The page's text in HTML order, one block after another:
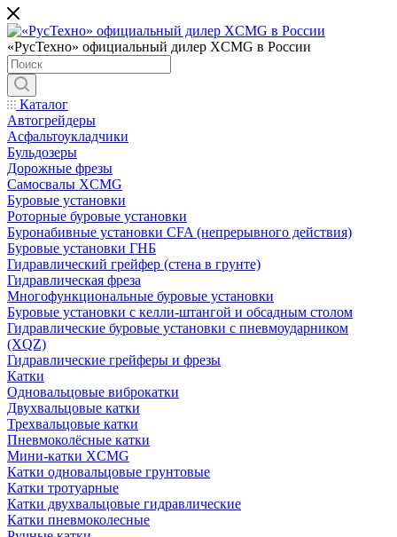
«РусТехно» официальный дилер XCMG в России
Каталог
Автогрейдеры
Асфальтоукладчики
Бульдозеры
Дорожные фрезы
Самосвалы XCMG
Буровые установки
Роторные буровые установки
Буронабивные установки CFA (непрерывного действия)
Буровые установки ГНБ
Гидравлический грейфер (стена в грунте)
Гидравлическая фреза
Многофункциональные буровые установки
Буровые установки с келли-штангой и обсадным столом
Гидравлические буровые установки с пневмоударником
(XQZ)
Гидравлические грейферы и фрезы
Катки
Одновальцовые виброкатки
Двухвальцовые катки
Трехвальцовые катки
Пневмоколёсные катки
Мини-катки XCMG
Катки одновальцовые грунтовые
Катки тротуарные
Катки двухвальцовые гидравлические
Катки пневмоколесные